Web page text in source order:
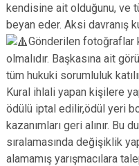
kendisine ait olduğunu, ve
beyan eder. Aksi davranış
Gönderilen fotoğraflar
olmalıdır. Başkasına ait
tüm hukuki sorumluluk
Kural ihlali yapan kişilere
ödülü iptal edilir,ödül yeri
kazanımları geri alınır. Bu
sıralamasında değişiklik
alamamış yarışmacılara